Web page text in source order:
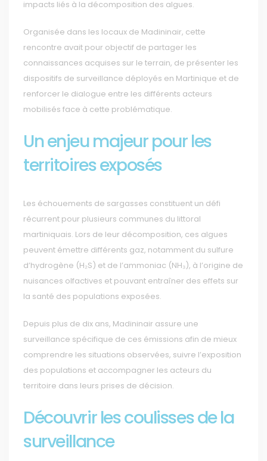
impacts liés à la décomposition des algues.
Organisée dans les locaux de Madininair, cette
rencontre avait pour objectif de partager les
connaissances acquises sur le terrain, de présenter les
dispositifs de surveillance déployés en Martinique et de
renforcer le dialogue entre les différents acteurs
mobilisés face à cette problématique.
Un enjeu majeur pour les
territoires exposés
Les échouements de sargasses constituent un défi
récurrent pour plusieurs communes du littoral
martiniquais. Lors de leur décomposition, ces algues
peuvent émettre différents gaz, notamment du sulfure
d’hydrogène (H₂S) et de l’ammoniac (NH₃), à l’origine de
nuisances olfactives et pouvant entraîner des effets sur
la santé des populations exposées.
Depuis plus de dix ans, Madininair assure une
surveillance spécifique de ces émissions afin de mieux
comprendre les situations observées, suivre l’exposition
des populations et accompagner les acteurs du
territoire dans leurs prises de décision.
Découvrir les coulisses de la
surveillance